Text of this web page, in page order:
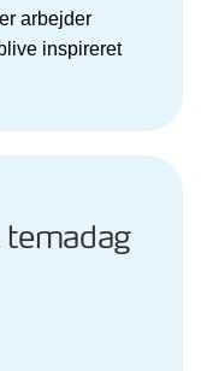
arbejder
inspireret